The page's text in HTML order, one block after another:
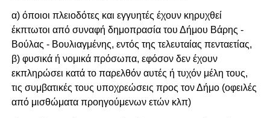
α) όποιοι πλειοδότες και εγγυητές έχουν κηρυχθεί
έκπτωτοι από συναφή δημοπρασία του Δήμου Βάρης -
Βούλας - Βουλιαγμένης, εντός της τελευταίας πενταετίας,
β) φυσικά ή νομικά πρόσωπα, εφόσον δεν έχουν
εκπληρώσει κατά το παρελθόν αυτές ή τυχόν μέλη τους,
τις συμβατικές τους υποχρεώσεις προς τον Δήμο (οφειλές
από μισθώματα προηγούμενων ετών κλπ)